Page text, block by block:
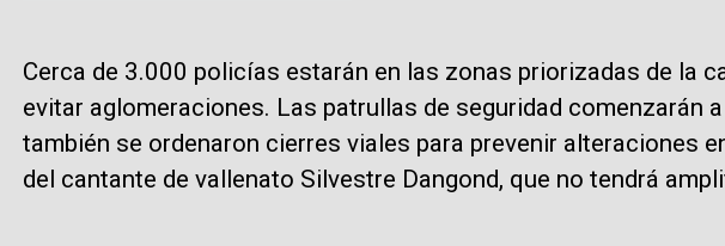
Cerca de 3.000 policías estarán en las zonas priorizadas de la
evitar aglomeraciones. Las patrullas de seguridad comenzarán
también se ordenaron cierres viales para prevenir alteraciones
del cantante de vallenato Silvestre Dangond, que no tendrá